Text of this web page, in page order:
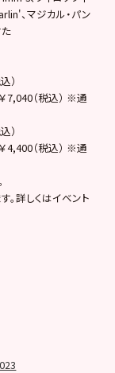
、マジカル・パン
）
7,040（税込） ※通
）
4,400（税込） ※通
。詳しくはイベント